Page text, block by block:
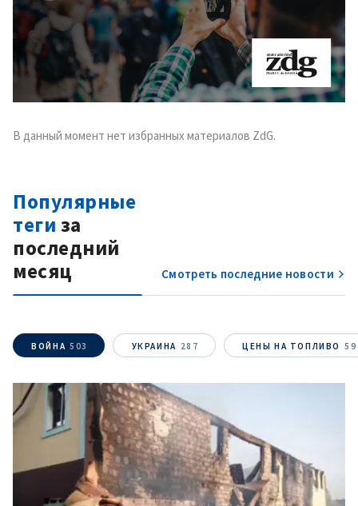
В данный момент нет избранных материалов ZdG.
Популярные
теги за
последний
месяц
Смотреть последние новости
ВОЙНА 503 УКРАИНА 287 ЦЕНЫ НА ТОПЛИВО 59